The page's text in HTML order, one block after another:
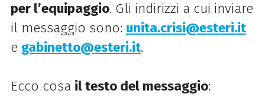
per l’equipaggio. Gli indirizzi a cui inviare
il messaggio sono: unita.crisi@esteri.it
e gabinetto@esteri.it.
Ecco cosa il testo del messaggio: